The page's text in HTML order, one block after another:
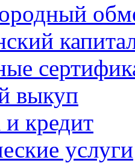
выкуп
кредит
услуги